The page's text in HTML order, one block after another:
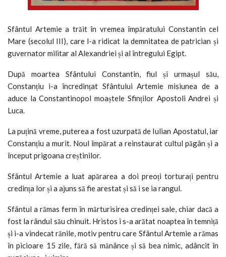
Sfântul Artemie a trăit în vremea împăratului Constantin cel
Mare (secolul III), care l-a ridicat la demnitatea de patrician și
guvernator militar al Alexandriei și al întregului Egipt.
După moartea Sfântului Constantin, fiul și urmașul său,
Constanțiu i-a încredințat Sfântului Artemie misiunea de a
aduce la Constantinopol moaștele Sfinților Apostoli Andrei și
Luca.
La puțină vreme, puterea a fost uzurpată de Iulian Apostatul, iar
Constanțiu a murit. Noul împărat a reinstaurat cultul păgân și a
început prigoana creștinilor.
Sfântul Artemie a luat apărarea a doi preoți torturați pentru
credința lor și a ajuns să fie arestat și să i se ia rangul.
Sfântul a rămas ferm în mărturisirea credinței sale, chiar dacă a
fost la rândul său chinuit. Hristos i s-a arătat noaptea în temniță
și i-a vindecat rănile, motiv pentru care Sfântul Artemie a rămas
în picioare 15 zile, fără să mănânce și să bea nimic, adâncit în